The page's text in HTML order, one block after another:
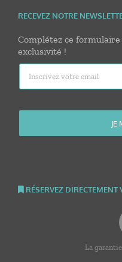
RECEVEZ NOTRE
Complétez ce
exclusivité !
RÉSERVEZ DIRECTEMENT
La